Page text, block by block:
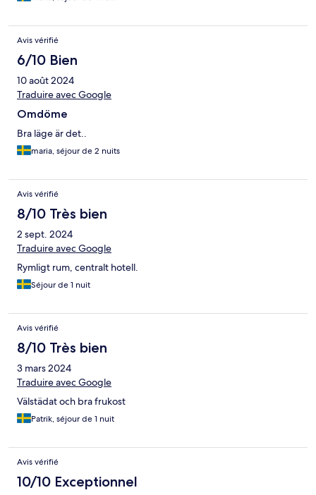
Avis vérifié
6/10 Bien
10 août 2024
Traduire avec Google
Omdöme
Bra läge är det..
maria, séjour de 2 nuits
Avis vérifié
8/10 Très bien
2 sept. 2024
Traduire avec Google
Rymligt rum, centralt hotell.
Séjour de 1 nuit
Avis vérifié
8/10 Très bien
3 mars 2024
Traduire avec Google
Välstädat och bra frukost
Patrik, séjour de 1 nuit
Avis vérifié
10/10 Exceptionnel